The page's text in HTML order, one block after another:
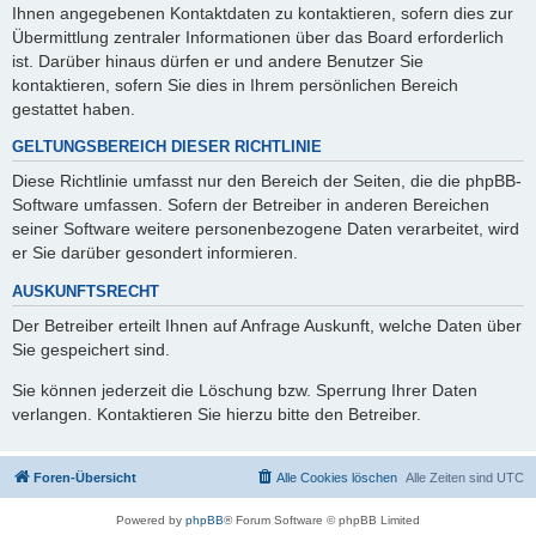
Ihnen angegebenen Kontaktdaten zu kontaktieren, sofern dies zur
Übermittlung zentraler Informationen über das Board erforderlich
ist. Darüber hinaus dürfen er und andere Benutzer Sie
kontaktieren, sofern Sie dies in Ihrem persönlichen Bereich
gestattet haben.
GELTUNGSBEREICH DIESER RICHTLINIE
Diese Richtlinie umfasst nur den Bereich der Seiten, die die phpBB-
Software umfassen. Sofern der Betreiber in anderen Bereichen
seiner Software weitere personenbezogene Daten verarbeitet, wird
er Sie darüber gesondert informieren.
AUSKUNFTSRECHT
Der Betreiber erteilt Ihnen auf Anfrage Auskunft, welche Daten über
Sie gespeichert sind.
Sie können jederzeit die Löschung bzw. Sperrung Ihrer Daten
verlangen. Kontaktieren Sie hierzu bitte den Betreiber.
Foren-Übersicht Alle Zeiten sind UTC
Alle Cookies löschen
Powered by phpBB® Forum Software © phpBB Limited